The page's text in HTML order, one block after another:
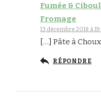
Fumée &
Fromage
13 décembre 2018 à
[…] Pâte à
RÉPONDRE